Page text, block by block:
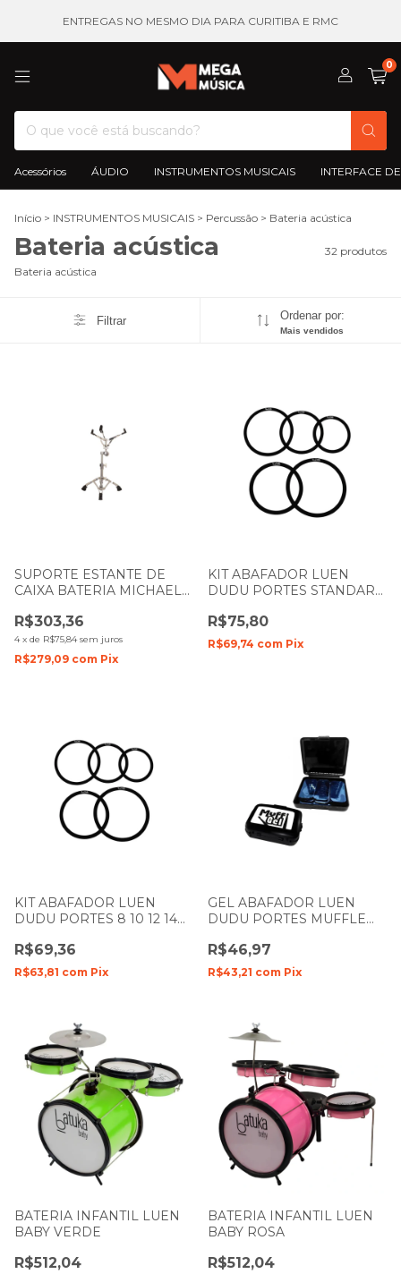
ENTREGAS NO MESMO DIA PARA CURITIBA E RMC
0
Acessórios ÁUDIO INSTRUMENTOS MUSICAIS INTERFACE
Início > INSTRUMENTOS MUSICAIS > Percussão > Bateria acústica
Bateria acústica
32 produtos
Bateria acústica
Filtrar Ordenar por:
Mais vendidos
SUPORTE ESTANTE DE
CAIXA BATERIA MICHAEL
R$303,36
4 x de R$75,84 sem juros
R$279,09 com Pix
KIT ABAFADOR LUEN
DUDU PORTES STANDART
BLACK
R$75,80
R$69,74 com Pix
KIT ABAFADOR LUEN
DUDU PORTES 8 10 12 14
R$69,36
R$63,81 com Pix
GEL ABAFADOR LUEN
DUDU PORTES MUFFLE
R$46,97
R$43,21 com Pix
BATERIA INFANTIL LUEN
BABY VERDE
R$512,04
BATERIA INFANTIL LUEN
BABY ROSA
R$512,04